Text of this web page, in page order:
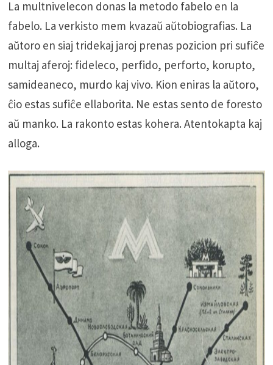
La multnivelecon donas la metodo fabelo en la
fabelo. La verkisto mem kvazaŭ aŭtobiografias. La
aŭtoro en siaj tridekaj jaroj prenas pozicion pri sufiĉe
multaj aferoj: fideleco, perfido, perforto, korupto,
samideaneco, murdo kaj vivo. Kion eniras la aŭtoro,
ĉio estas sufiĉe ellaborita. Ne estas sento de foresto
aŭ manko. La rakonto estas kohera. Atentokapta kaj
alloga.